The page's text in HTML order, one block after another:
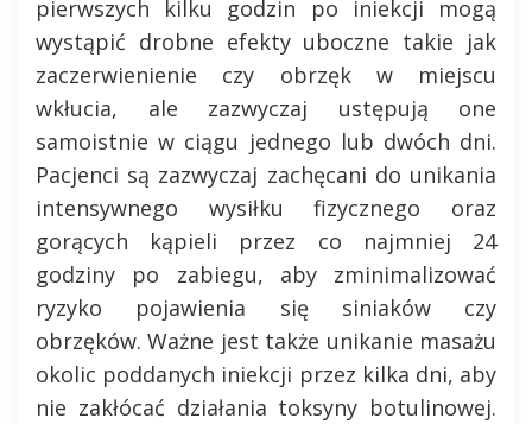
pierwszych kilku godzin po iniekcji mogą
wystąpić drobne efekty uboczne takie jak
zaczerwienienie czy obrzęk w miejscu
wkłucia, ale zazwyczaj ustępują one
samoistnie w ciągu jednego lub dwóch dni.
Pacjenci są zazwyczaj zachęcani do unikania
intensywnego wysiłku fizycznego oraz
gorących kąpieli przez co najmniej 24
godziny po zabiegu, aby zminimalizować
ryzyko pojawienia się siniaków czy
obrzęków. Ważne jest także unikanie masażu
okolic poddanych iniekcji przez kilka dni, aby
nie zakłócać działania toksyny botulinowej.